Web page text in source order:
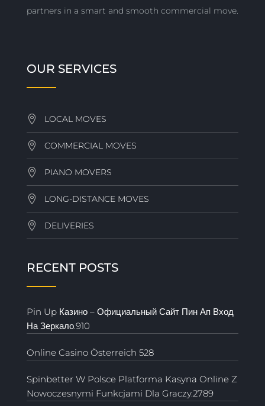
partners in a smart and smooth commercial move.
OUR SERVICES
LOCAL MOVES
COMMERCIAL MOVES
PIANO MOVERS
LONG-DISTANCE MOVES
DELIVERIES
RECENT POSTS
Pin Up Казино – Официальный Сайт Пин Ап Вход
На Зеркало.910
Online Casino Österreich 528
Spinbetter W Polsce Platforma Kasyna Online Z
Nowoczesnymi Funkcjami Dla Graczy.2789